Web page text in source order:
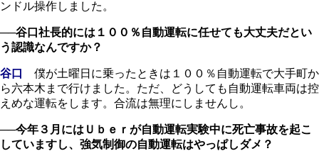
ンドル操作しました。
──谷口社長的には１００％自動運転に任せても大丈夫だとい
う認識なんですか？
谷口
僕が土曜日に乗ったときは１００％自動運転で大手町か
ら六本木まで行けました。ただ、どうしても自動運転車両は控
えめな運転をします。合流は無理にしませんし。
──今年３月にはＵｂｅｒが自動運転実験中に死亡事故を起こ
していますし、強気制御の自動運転はやっぱしダメ？